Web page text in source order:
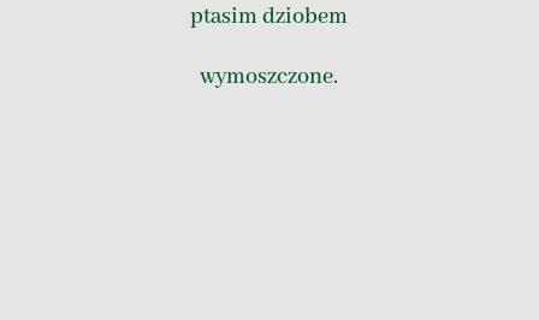
ptasim dziobem
wymoszczone.